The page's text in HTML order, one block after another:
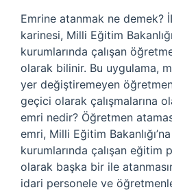
Emrine atanmak ne demek?
karinesi, Milli Eğitim
kurumlarında çalışan
olarak bilinir. Bu uygulama,
yer değiştiremeyen
geçici olarak çalışmalarına
emri nedir? Öğretmen
emri, Milli Eğitim
kurumlarında çalışan eğitim
olarak başka bir ile
idari personele ve